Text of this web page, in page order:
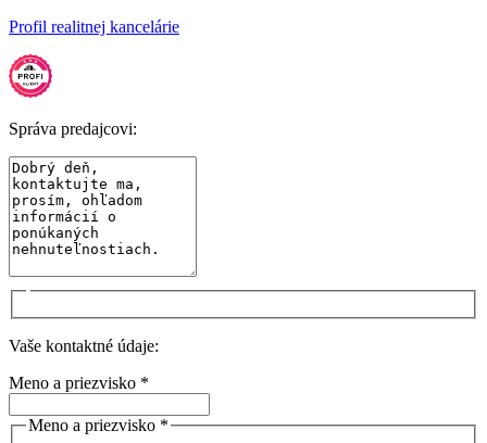
Profil realitnej kancelárie
Správa predajcovi:
Vaše kontaktné údaje:
Meno a priezvisko *
Meno a priezvisko *